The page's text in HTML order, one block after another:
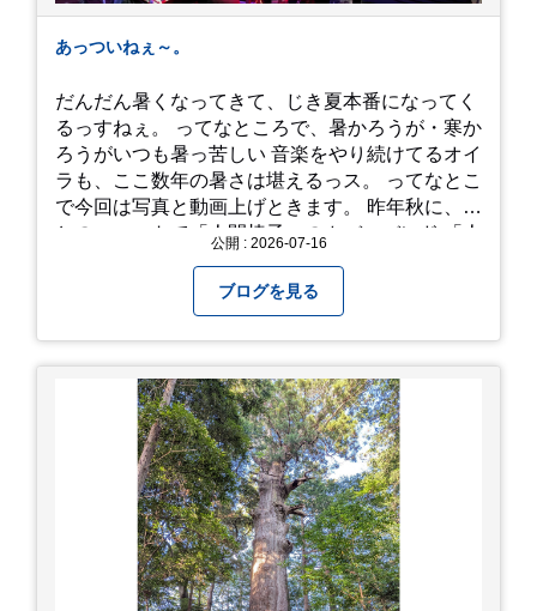
あっついねぇ～。
だんだん暑くなってきて、じき夏本番になってく
るっすねぇ。 ってなところで、暑かろうが・寒か
ろうがいつも暑っ苦しい 音楽をやり続けてるオイ
ラも、ここ数年の暑さは堪えるっス。 ってなとこ
で今回は写真と動画上げときます。 昨年秋に、娘
とのユニットで「人間椅子」のカバーバンド 「人
画にしており、娘のファンからもアップしてくれ
ッ！」とされているので ここだけの公開としま
す。 非常に暑苦しいのでご観覧される方は、ご注
意くださいませ。 では、熱中症に気を付けて、お
過ごしください。
https://youtu.be/QWVP8qzpsUE
公開 : 2026-07-16
ブログを見る